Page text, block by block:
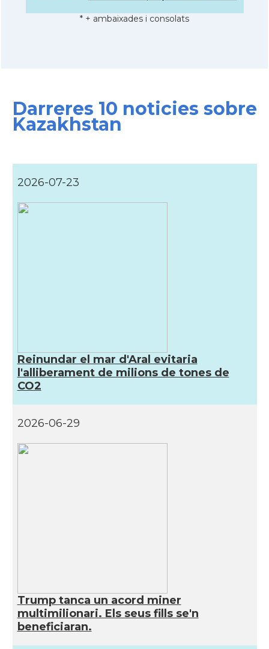
* + ambaixades i consolats
Darreres 10 noticies sobre
Kazakhstan
2026-07-23
Reinundar el mar d'Aral evitaria
l'alliberament de milions de tones de
CO2
2026-06-29
Trump tanca un acord miner
multimilionari. Els seus fills se'n
beneficiaran.